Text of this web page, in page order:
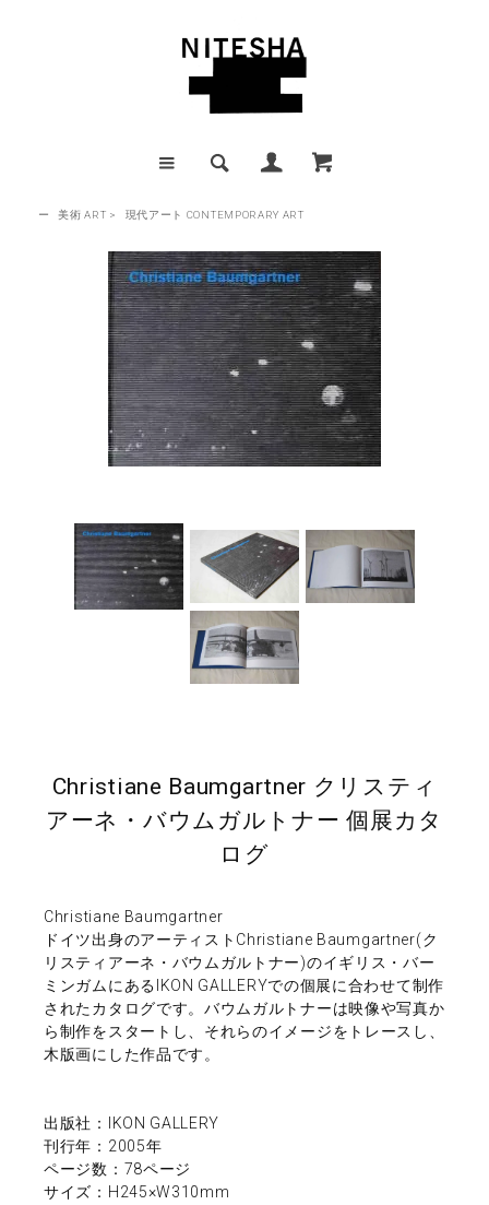
ー 美術 ART > 現代アート CONTEMPORARY ART
Christiane Baumgartner クリスティ
アーネ・バウムガルトナー 個展カタ
ログ
Christiane Baumgartner
ドイツ出身のアーティストChristiane Baumgartner(ク
リスティアーネ・バウムガルトナー)のイギリス・バー
ミンガムにあるIKON GALLERYでの個展に合わせて制作
されたカタログです。バウムガルトナーは映像や写真か
ら制作をスタートし、それらのイメージをトレースし、
木版画にした作品です。
出版社：IKON GALLERY
刊行年：2005年
ページ数：78ページ
サイズ：H245×W310mm